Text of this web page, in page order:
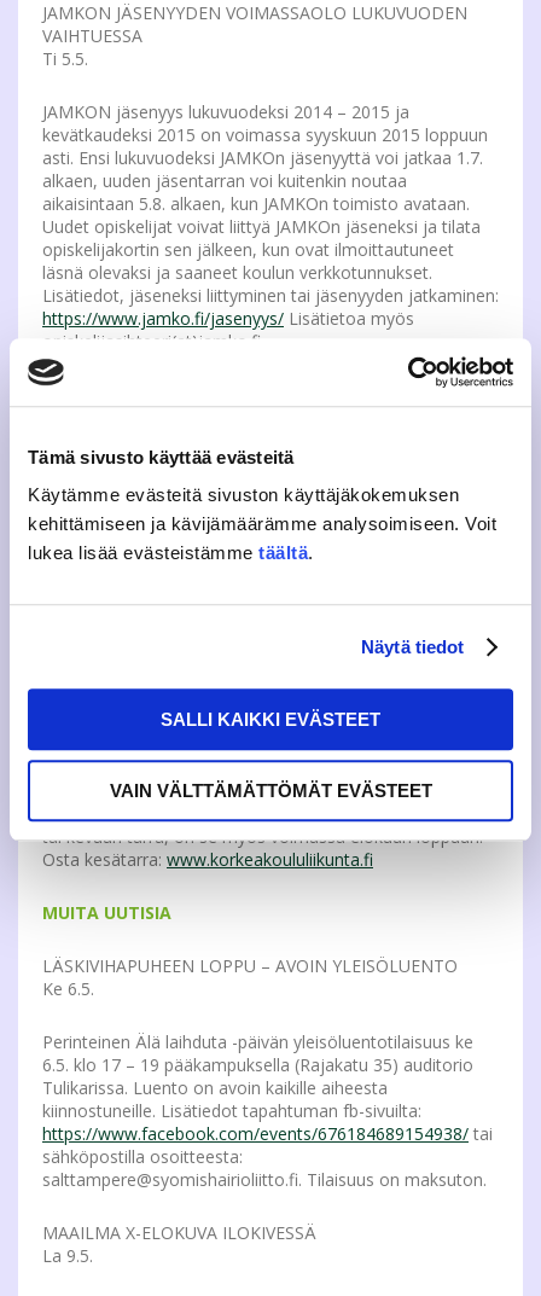
Tämä sivusto käyttää evästeitä
Käytämme evästeitä sivuston käyttäjäkokemuksen
kehittämiseen ja kävijämäärämme analysoimiseen. Voit
lukea lisää evästeistämme täältä.
Näytä tiedot
SALLI KAIKKI EVÄSTEET
VAIN VÄLTTÄMÄTTÖMÄT EVÄSTEET
JAMKON JÄSENYYDEN VOIMASSAOLO LUKUVUODEN
VAIHTUESSA
Ti 5.5.
JAMKON jäsenyys lukuvuodeksi 2014 – 2015 ja
kevätkaudeksi 2015 on voimassa syyskuun 2015 loppuun
asti. Ensi lukuvuodeksi JAMKOn jäsenyyttä voi jatkaa 1.7.
alkaen, uuden jäsentarran voi kuitenkin noutaa
aikaisintaan 5.8. alkaen, kun JAMKOn toimisto avataan.
Uudet opiskelijat voivat liittyä JAMKOn jäseneksi ja tilata
opiskelijakortin sen jälkeen, kun ovat ilmoittautuneet
läsnä olevaksi ja saaneet koulun verkkotunnukset.
Lisätiedot, jäseneksi liittyminen tai jäsenyyden jatkaminen:
https://www.jamko.fi/jasenyys/ Lisätietoa myös
opiskelijasihteeri(at)jamko.fi.
BRA ROAST – ROAST OF BRA
Tule kuulemaan mitä opiskelijajärjestöillä on
sanottavanaan BRAsta ja sen henkilökunnasta! BRA Roast
keskiviikkona 6.5. klo 21 BRAssa. Ovet aukeavat klo 20.
www.facebook.com/events/1572921229655873/
Ti 5.5.
Korkeakoululiikunnan 20€:n kesätarralla (voimassa
31.8.2015 saakka) pääset ryhmäliikuntatunneille ja
palloiluvuoroille sekä voit käyttää Monitoimitalon
kuntosalia 2€ kertahintaan. Mikäli sinulla on koko vuoden
tai kevään tarra, on se myös voimassa elokuun loppuun.
Osta kesätarra: www.korkeakoululiikunta.fi
MUITA UUTISIA
LÄSKIVIHAPUHEEN LOPPU – AVOIN YLEISÖLUENTO
Ke 6.5.
Perinteinen Älä laihduta -päivän yleisöluentotilaisuus ke
6.5. klo 17 – 19 pääkampuksella (Rajakatu 35) auditorio
Tulikarissa. Luento on avoin kaikille aiheesta
kiinnostuneille. Lisätiedot tapahtuman fb-sivuilta:
https://www.facebook.com/events/676184689154938/ tai
sähköpostilla osoitteesta:
salttampere@syomishairioliitto.fi. Tilaisuus on maksuton.
MAAILMA X-ELOKUVA ILOKIVESSÄ
La 9.5.